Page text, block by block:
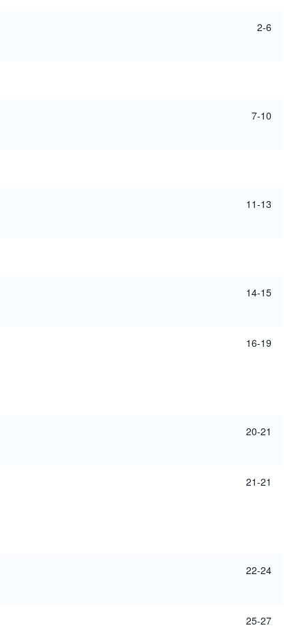
2-6
7-10
11-13
14-15
16-19
20-21
21-21
22-24
25-27